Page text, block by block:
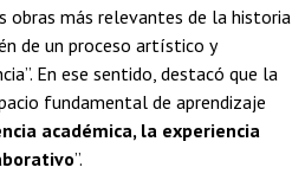
obras más relevantes de la historia
de un proceso artístico y
En ese sentido, destacó que la
fundamental de aprendizaje
académica, la experiencia
”.